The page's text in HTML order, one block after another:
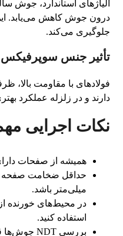
آلیاژهای استاندارد، جوش
درون جوش کاهش می‌یابد.
جلوگیری می‌کند.
تأثیر جنس سوپرفیکس
فولادهای با مقاومت بالا،
دارند و در زلزله عملکرد
نکات اجرایی
همیشه از صفحات دارای
میلی‌متر باشد.
در محیط‌های خورنده از
استفاده کنید.
بررسی NDT جوش‌ها قبل از بهره‌برداری ضروری است.